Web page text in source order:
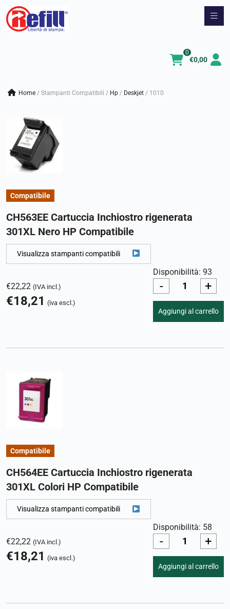
Vai
€0,00
0
Home / Stampanti Compatibili / hp / deskjet / 1010
Compatibile
CH563EE Cartuccia Inchiostro rigenerata
301XL Nero HP Compatibile
Visualizza stampanti compatibili
€22,22 (IVA incl.)
€18,21 (iva escl.)
Disponibilità: 93
- +
Aggiungi al carrello
Compatibile
CH564EE Cartuccia Inchiostro rigenerata
301XL Colori HP Compatibile
Visualizza stampanti compatibili
€22,22 (IVA incl.)
€18,21 (iva escl.)
Disponibilità: 58
- +
Aggiungi al carrello